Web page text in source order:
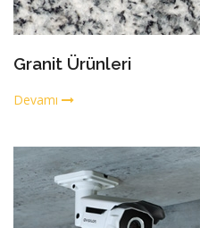
Granit Ürünleri
Devamı